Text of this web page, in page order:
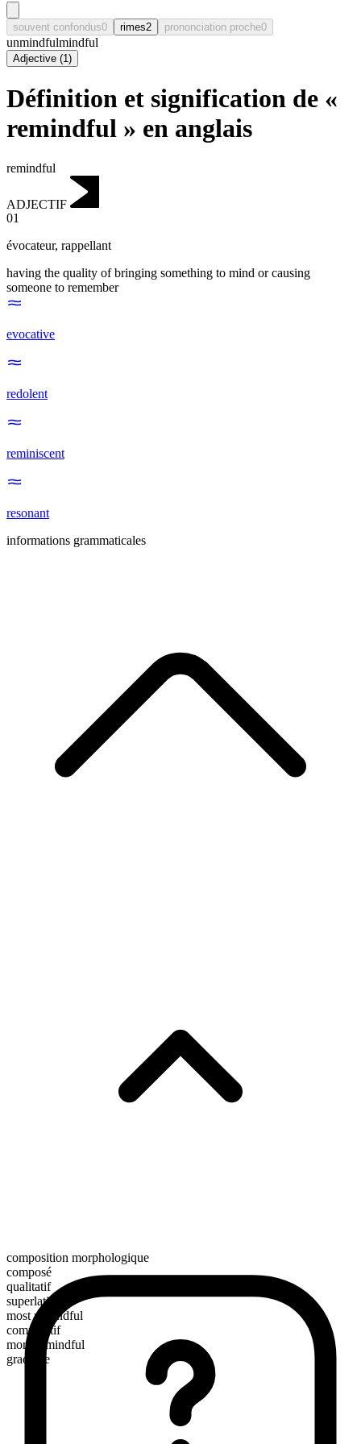
souvent confondus0 rimes2 prononciation proche0
unmindfulmindful
Adjective (1)
Définition et signification de «
remindful » en anglais
remindful
ADJECTIF
01
évocateur, rappellant
having the quality of bringing something to mind or causing
someone to remember
evocative
redolent
reminiscent
resonant
informations grammaticales
composition morphologique
composé
qualitatif
superlatif
most remindful
comparatif
more remindful
gradable